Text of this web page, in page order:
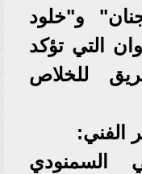
و"خلود
التي تؤكد
للخلاص
الفني:
السمنودي